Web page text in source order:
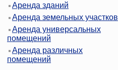
Аренда зданий
Аренда земельных участков
Аренда универсальных
помещений
Аренда различных
помещений